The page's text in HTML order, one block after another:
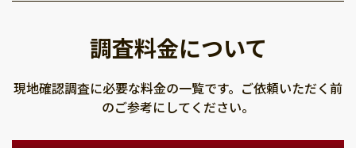
調査料金について
現地確認調査に必要な料金の一覧です。ご依頼いただく前
のご参考にしてください。